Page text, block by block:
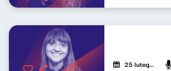
25 lutego 2023